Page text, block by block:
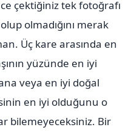
çektiğiniz tek fotoğrafı
olmadığını merak
Üç kare arasında en
yüzünde en iyi
veya en iyi doğal
en iyi olduğunu o
bilemeyeceksiniz. Bir